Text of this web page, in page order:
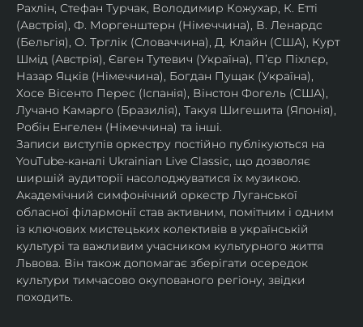
Рахлін, Стефан Турчак, Володимир Кожухар, К. Етті
(Австрія), Ф. Моргенштерн (Німеччина), В. Ленардс
(Бельгія), О. Трглік (Словаччина), Д. Клайн (США), Курт
Шмід (Австрія), Євген Тутевич (Україна), П’єр Піхлєр,
Назар Яцків (Німеччина), Богдан Пущак (Україна),
Хосе Вісенто Перес (Іспанія), Вінстон Фогель (США),
Лучано Камарго (Бразилія), Такуя Шигешита (Японія),
Робін Енгелен (Німеччина) та інші.
Записи виступів оркестру постійно публікуються на
YouTube-каналі Ukrainian Live Classic, що дозволяє
ширшій аудиторії насолоджуватися їх музикою​.
Академічний симфонічний оркестр Луганської
обласної філармонії став активним, помітним і одним
із ключових мистецьких колективів в українській
культурі та важливим учасником культурного життя
Львова. Він також допомагає зберігати осередок
культури тимчасово окупованого регіону, звідки
походить.